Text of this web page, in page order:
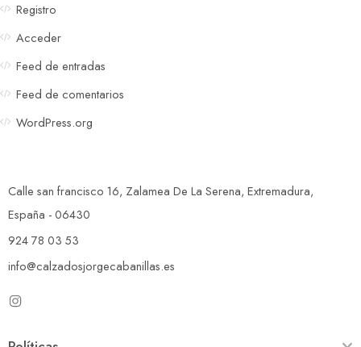
Registro
Acceder
Feed de entradas
Feed de comentarios
WordPress.org
Calle san francisco 16, Zalamea De La Serena, Extremadura,
España - 06430
924 78 03 53
info@calzadosjorgecabanillas.es